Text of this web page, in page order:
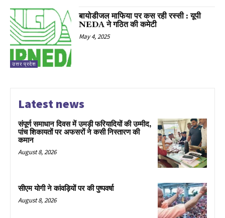
उत्तर प्रदेश
बायोडीजल माफिया पर कस रही रस्सी : यूपी
NEDA ने गठित की कमेटी
May 4, 2025
Latest news
संपूर्ण समाधान दिवस में उमड़ी फरियादियों की उम्मीद,
पांच शिकायतों पर अफसरों ने कसी निस्तारण की
कमान
August 8, 2026
सीएम योगी ने कांवड़ियों पर की पुष्पवर्षा
August 8, 2026